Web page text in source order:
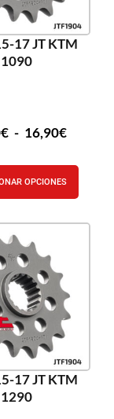
17 JT KTM
1090
€ - 16,90€
OPCIONES
17 JT KTM
1290